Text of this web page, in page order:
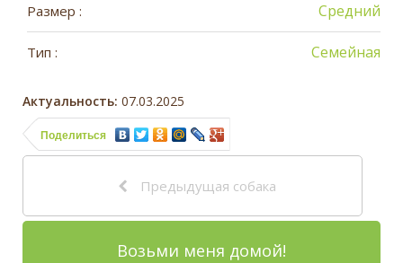
Размер : Средний
Тип : Семейная
Актуальность: 07.03.2025
Поделиться
Предыдущая собака
Возьми меня домой!